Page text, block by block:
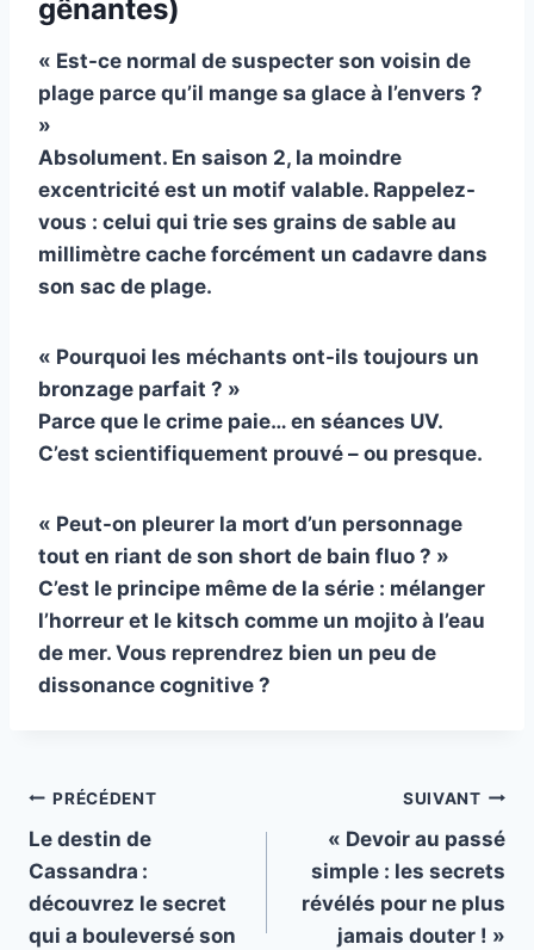
gênantes)
« Est-ce normal de suspecter son voisin de
plage parce qu’il mange sa glace à l’envers ?
»
Absolument. En saison 2, la moindre
excentricité est un motif valable. Rappelez-
vous : celui qui trie ses grains de sable au
millimètre cache forcément un cadavre dans
son sac de plage.
« Pourquoi les méchants ont-ils toujours un
bronzage parfait ? »
Parce que le crime paie… en séances UV.
C’est scientifiquement prouvé – ou presque.
« Peut-on pleurer la mort d’un personnage
tout en riant de son short de bain fluo ? »
C’est le principe même de la série : mélanger
l’horreur et le kitsch comme un mojito à l’eau
de mer. Vous reprendrez bien un peu de
dissonance cognitive ?
Navigation
de
l’article
PRÉCÉDENT
Le destin de
Cassandra :
découvrez le secret
qui a bouleversé son
SUIVANT
« Devoir au passé
simple : les secrets
révélés pour ne plus
jamais douter ! »